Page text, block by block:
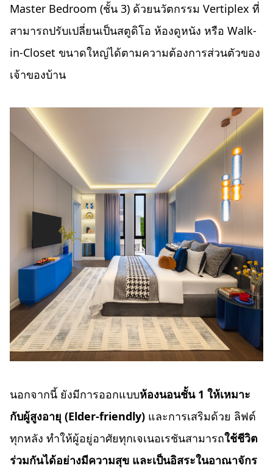
Master Bedroom (ชั้น 3) ด้วยนวัตกรรม Vertiplex ที่
สามารถปรับเปลี่ยนเป็นสตูดิโอ ห้องดูหนัง หรือ Walk-
in-Closet ขนาดใหญ่ได้ตามความต้องการส่วนตัวของ
เจ้าของบ้าน
นอกจากนี้ ยังมีการออกแบบห้องนอนชั้น 1 ให้เหมาะ
กับผู้สูงอายุ (Elder-friendly) และการเสริมด้วย ลิฟต์
ทุกหลัง ทำให้ผู้อยู่อาศัยทุกเจเนอเรชันสามารถใช้ชีวิต
ร่วมกันได้อย่างมีความสุข และเป็นอิสระในอาณาจักร